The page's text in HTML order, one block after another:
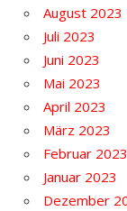
August 2023
Juli 2023
Juni 2023
Mai 2023
April 2023
März 2023
Februar 2023
Januar 2023
Dezember